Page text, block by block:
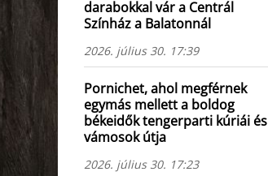
darabokkal vár a Centrál
Színház a Balatonnál
2026. július 30. 17:39
Pornichet, ahol megférnek
egymás mellett a boldog
békeidők tengerparti kúriái és
vámosok útja
2026. július 30. 17:23